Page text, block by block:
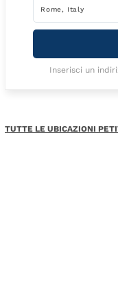
Inserisci un
TUTTE LE UBICAZIONI